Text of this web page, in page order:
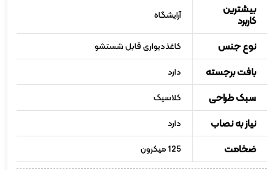
بیشترین
کاربرد آرایشگاه
نوع جنس کاغذدیواری قابل شستشو
بافت برجسته دارد
سبک طراحی کلاسیک
نیاز به نصاب دارد
ضخامت 125 میکرون